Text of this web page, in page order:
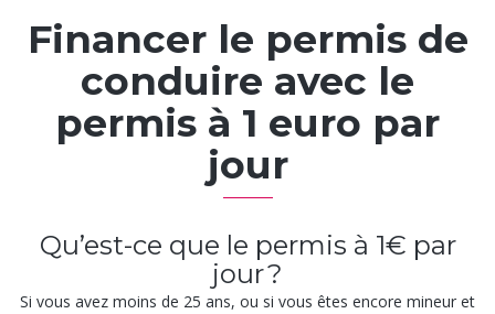
Financer le permis de
conduire avec le
permis à 1 euro par
jour
Qu’est-ce que le permis à 1€ par
jour ?
Si vous avez moins de 25 ans, ou si vous êtes encore mineur et